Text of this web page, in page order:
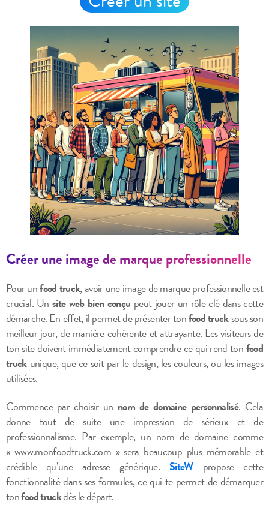
Créer une image de marque professionnelle
Pour unfood truck, avoir une image de marque professionnelle est
crucial. Unsite web bien conçu peut jouer un rôle clé dans cette
démarche. En effet, il permet de présenter tonfood trucksous son
meilleur jour, de manière cohérente et attrayante. Les visiteurs de
ton site doivent immédiatement comprendre ce qui rend tonfood
truckunique, que ce soit par le design, les couleurs, ou les images
utilisées.
Commence par choisir un nom de domaine personnalisé. Cela
donne tout de suite une impression de sérieux et de
professionnalisme. Par exemple, un nom de domaine comme
« www.monfoodtruck.com » sera beaucoup plus mémorable et
crédible qu’une adresse générique. SiteWpropose cette
fonctionnalité dans ses formules, ce qui te permet de démarquer
tonfood truckdès le départ.